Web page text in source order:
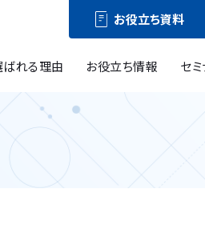
お役立ち資料
ばれる理由 お役立ち情報 セ